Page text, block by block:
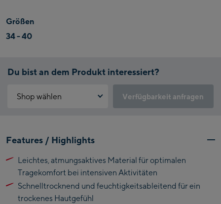
Größen
34 - 40
Du bist an dem Produkt interessiert?
Shop wählen
Flagshipstore Kaprun
Maiskogelbahn
Talstation / Valley
station
Kitzsteinhorn
Alpincenter
Verfügbarkeit anfragen
Klicke hierfür einfach auf folgenden Link.
Click & Reserve zulassen
Features / Highlights
Leichtes, atmungsaktives Material für optimalen
Tragekomfort bei intensiven Aktivitäten
​Schnelltrocknend und feuchtigkeitsableitend für ein
trockenes Hautgefühl